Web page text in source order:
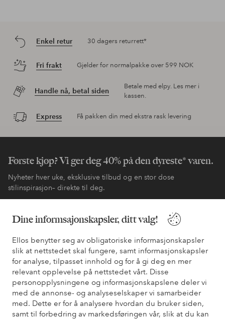
Dine informsajonskapsler, ditt valg!
Ellos benytter seg av obligatoriske informasjonskapsler
slik at nettstedet skal fungere, samt informasjonskapsler
for analyse, tilpasset innhold og for å gi deg en mer
relevant opplevelse på nettstedet vårt. Disse
personopplysningene og informasjonskapslene deler vi
med de annonse- og analyseselskaper vi samarbeider
med. Dette er for å analysere hvordan du bruker siden,
samt til forbedring av markedsføringen vår, slik at du kan
Enkel retur 30 dagers returrett*
Fri frakt Gjelder for normalpakke over 599 NOK
Handle nå, betal siden
Betale med elpy. Les mer i
kassen.
Express Få pakken din med ekstra rask levering
Første kjøp? Vi ger deg 40% på den dyreste* varen.
Nyheter hver uke, eksklusive tilbud og en stor dose
stilinspirasjon– direkte til deg.
Bli kunde
* Se tilbudsvilkår ved registrering
Trenger du hjelp?
Du finner svar på de vanligste spørsmålene i vår FAQ. Du finner
også informasjon om hvordan du kan kontakte oss.